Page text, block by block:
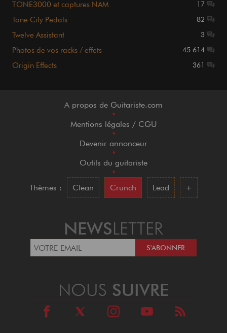
TONE3000 et captures NAM 17
Tone City Pedals 82
Twelve Assistant 3
Photos de vos racks / effets 45 614
Origin Effects 361
A propos de Guitariste.com
•
Mentions légales / CGU
•
Devenir annonceur
•
Outils du guitariste
•
Thèmes :
Clean Crunch Lead +
NEWSLETTER
NOUS SUIVRE